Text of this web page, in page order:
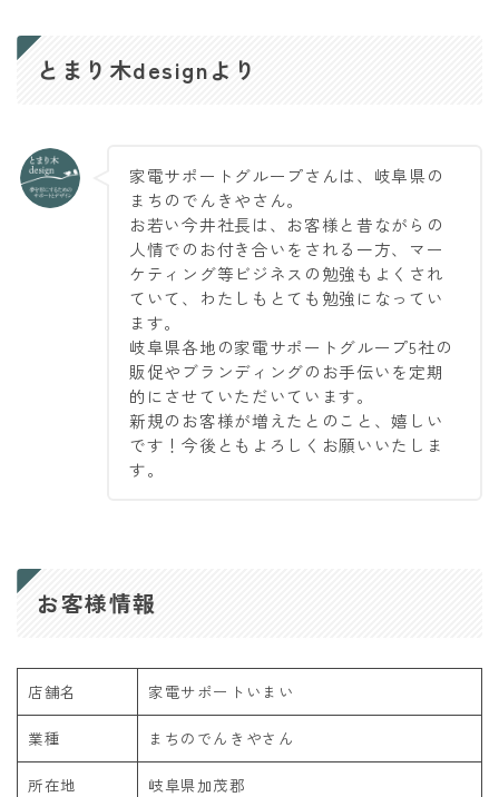
とまり木designより
家電サポートグループさんは、岐阜県の
まちのでんきやさん。
お若い今井社長は、お客様と昔ながらの
人情でのお付き合いをされる一方、マー
ケティング等ビジネスの勉強もよくされ
ていて、わたしもとても勉強になってい
ます。
岐阜県各地の家電サポートグループ5社の
販促やブランディングのお手伝いを定期
的にさせていただいています。
新規のお客様が増えたとのこと、嬉しい
です！今後ともよろしくお願いいたしま
す。
お客様情報
店舗名 家電サポートいまい
業種 まちのでんきやさん
所在地 岐阜県加茂郡